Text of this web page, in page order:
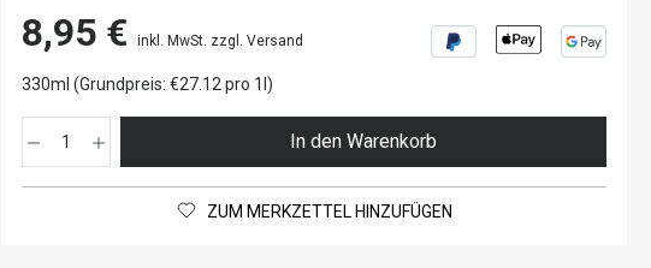
8,95 € inkl. MwSt. zzgl. Versand
330ml (Grundpreis: €27.12 pro 1l)
In den Warenkorb
ZUM MERKZETTEL HINZUFÜGEN